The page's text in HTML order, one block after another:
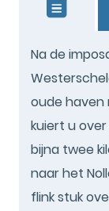
Na de
oude haven
kuiert u
bijna twee
naar het
flink stuk